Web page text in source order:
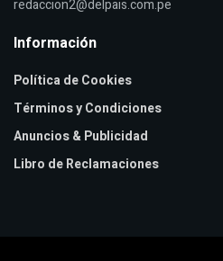
redaccion2@delpais.com.pe
Información
Política de Cookies
Términos y Condiciones
Anuncios & Publicidad
Libro de Reclamaciones